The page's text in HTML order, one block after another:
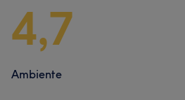
4,7
Ambiente